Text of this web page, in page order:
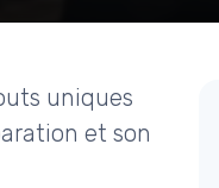
uniques
et son